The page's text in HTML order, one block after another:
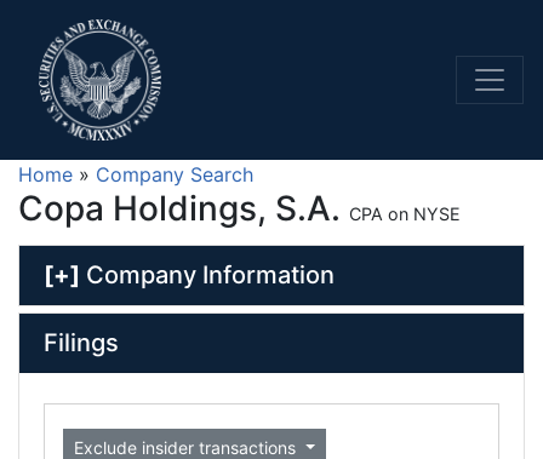
Home » Company Search
Copa Holdings, S.A. CPA on NYSE
[+] Company Information
Filings
Exclude insider transactions